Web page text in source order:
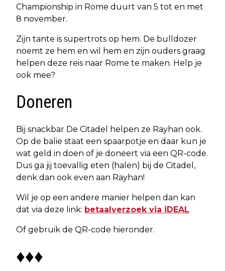
Championship in Rome duurt van 5 tot en met
8 november.
Zijn tante is supertrots op hem. De bulldozer
noemt ze hem en wil hem en zijn ouders graag
helpen deze reis naar Rome te maken. Help je
ook mee?
Doneren
Bij snackbar De Citadel helpen ze Rayhan ook.
Op de balie staat een spaarpotje en daar kun je
wat geld in doen of je doneert via een QR-code.
Dus ga jij toevallig eten (halen) bij de Citadel,
denk dan ook even aan Rayhan!
Wil je op een andere manier helpen dan kan
dat via deze link: betaalverzoek via iDEAL
Of gebruik de QR-code hieronder.
♦♦♦